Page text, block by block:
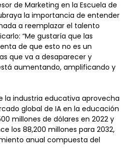
de Marketing en la Escuela de
la importancia de entender
a reemplazar el talento
“Me gustaría que las
de que esto no es un
que va a desaparecer y
aumentando, amplificando y
la industria educativa aprovecha
global de IA en la educación
millones de dólares en 2022 y
los 88,200 millones para 2032,
anual compuesta del